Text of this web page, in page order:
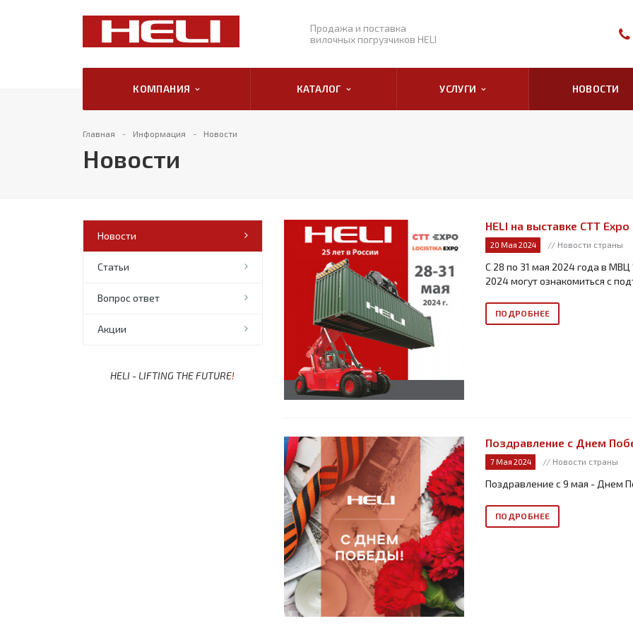
Продажа и поставка
вилочных погрузчиков HELI
КОМПАНИЯ КАТАЛОГ УСЛУГИ НОВОСТИ
Главная Информация Новости
Новости
Новости
Статьи
Вопрос ответ
Акции
HELI - LIFTING THE FUTURE!
HELI на выставке СТТ
20 Мая 2024 // Новости страны
С 28 по 31 мая 2024 года в МВЦ
2024 могут ознакомиться с
ПОДРОБНЕЕ
Поздравление с Днем
7 Мая 2024 // Новости страны
Поздравление с 9 мая - Днем
ПОДРОБНЕЕ